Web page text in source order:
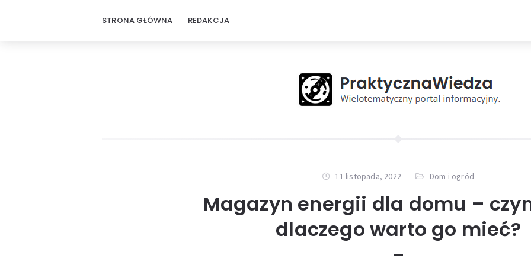
STRONA GŁÓWNA REDAKCJA
11 listopada, 2022 Dom i ogród
Magazyn energii dla domu –
dlaczego warto go mieć?